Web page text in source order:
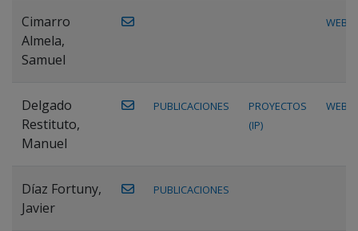
Cimarro
Almela,
Samuel
WEB
Delgado
Restituto,
Manuel
PUBLICACIONES
PROYECTOS
(IP)
WEB
Díaz Fortuny,
Javier
PUBLICACIONES